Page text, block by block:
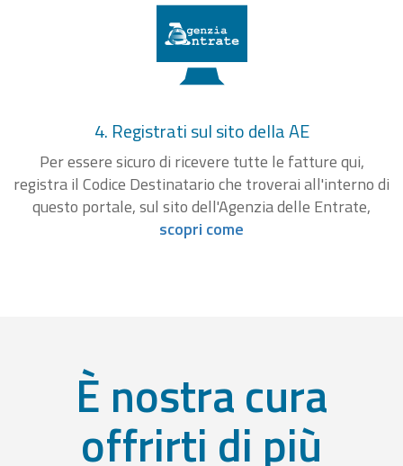
4. Registrati sul sito della AE
Per essere sicuro di ricevere tutte le fatture qui,
registra il Codice Destinatario che troverai all'interno di
questo portale, sul sito dell'Agenzia delle Entrate,
scopri come
È nostra cura
offrirti di più